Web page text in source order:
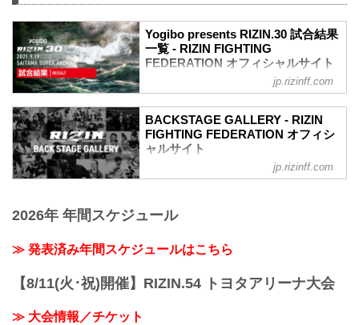
Yogibo presents RIZIN.30 試合結果
一覧 - RIZIN FIGHTING
FEDERATION オフィシャルサイト
第10試合／バンタム級トーナメント 2回
RIZIN MMAトーナメントルール：5分
3R（61.0kg）
（WIN）朝倉海 vs. アラン“ヒロ”ヤマニハ
井上直樹 vs. 金太郎
3R（61.0kg）
3R 判定 （3-0）
jp.rizinff.com
BACKSTAGE GALLERY - RIZIN
FIGHTING FEDERATION オフィシ
ャルサイト
BACKSTAGE GALLERY の記事一覧 - 格
イジン ファイティング フェデレーショ
いきます。
jp.rizinff.com
2026年 年間スケジュール
≫ 発表済み年間スケジュールはこちら
【8/11(火･祝)開催】RIZIN.54 トヨタアリーナ大会
≫ 大会情報／チケット